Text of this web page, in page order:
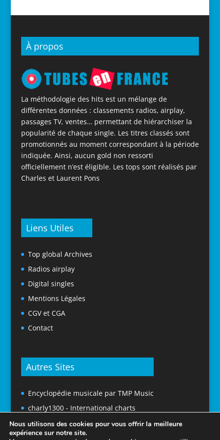
À propos
La méthodologie des hits est un mélange de
différentes données : classements radios, airplay,
passages TV, ventes… permettant de hiérarchiser la
popularité de chaque single. Les titres classés sont
promotionnés au moment correspondant à la période
indiquée. Ainsi, aucun gold non ressorti
officiellement n’est éligible. Les tops sont réalisés par
Charles et Laurent Pons
Liens Utiles
Top global Archives
Radios airplay
Digital singles
Mentions Légales
CGV et CGA
Contact
Autres Sites
Encyclopédie musicale par TMP Music
charly1300 - International charts
Nous utilisons des cookies pour vous offrir la meilleure
expérience sur notre site.